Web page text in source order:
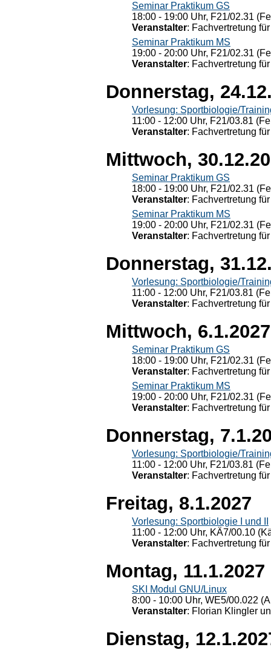
Seminar Praktikum GS
18:00 - 19:00 Uhr, F21/02.31
Veranstalter: Fachvertretung
Seminar Praktikum MS
19:00 - 20:00 Uhr, F21/02.31
Veranstalter: Fachvertretung
Donnerstag,
Vorlesung: Sportbiologie/
11:00 - 12:00 Uhr, F21/03.81
Veranstalter: Fachvertretung
Mittwoch,
Seminar Praktikum GS
18:00 - 19:00 Uhr, F21/02.31
Veranstalter: Fachvertretung
Seminar Praktikum MS
19:00 - 20:00 Uhr, F21/02.31
Veranstalter: Fachvertretung
Donnerstag,
Vorlesung: Sportbiologie/
11:00 - 12:00 Uhr, F21/03.81
Veranstalter: Fachvertretung
Mittwoch, 6.1.2027
Seminar Praktikum GS
18:00 - 19:00 Uhr, F21/02.31
Veranstalter: Fachvertretung
Seminar Praktikum MS
19:00 - 20:00 Uhr, F21/02.31
Veranstalter: Fachvertretung
Donnerstag,
Vorlesung: Sportbiologie/
11:00 - 12:00 Uhr, F21/03.81
Veranstalter: Fachvertretung
Freitag, 8.1.2027
Vorlesung: Sportbiologie I und II
11:00 - 12:00 Uhr, KÄ7/00.10
Veranstalter: Fachvertretung
Montag, 11.1.2027
SKI Modul GNU/Linux
8:00 - 10:00 Uhr, WE5/00.022
Veranstalter: Florian Klingler
Dienstag,